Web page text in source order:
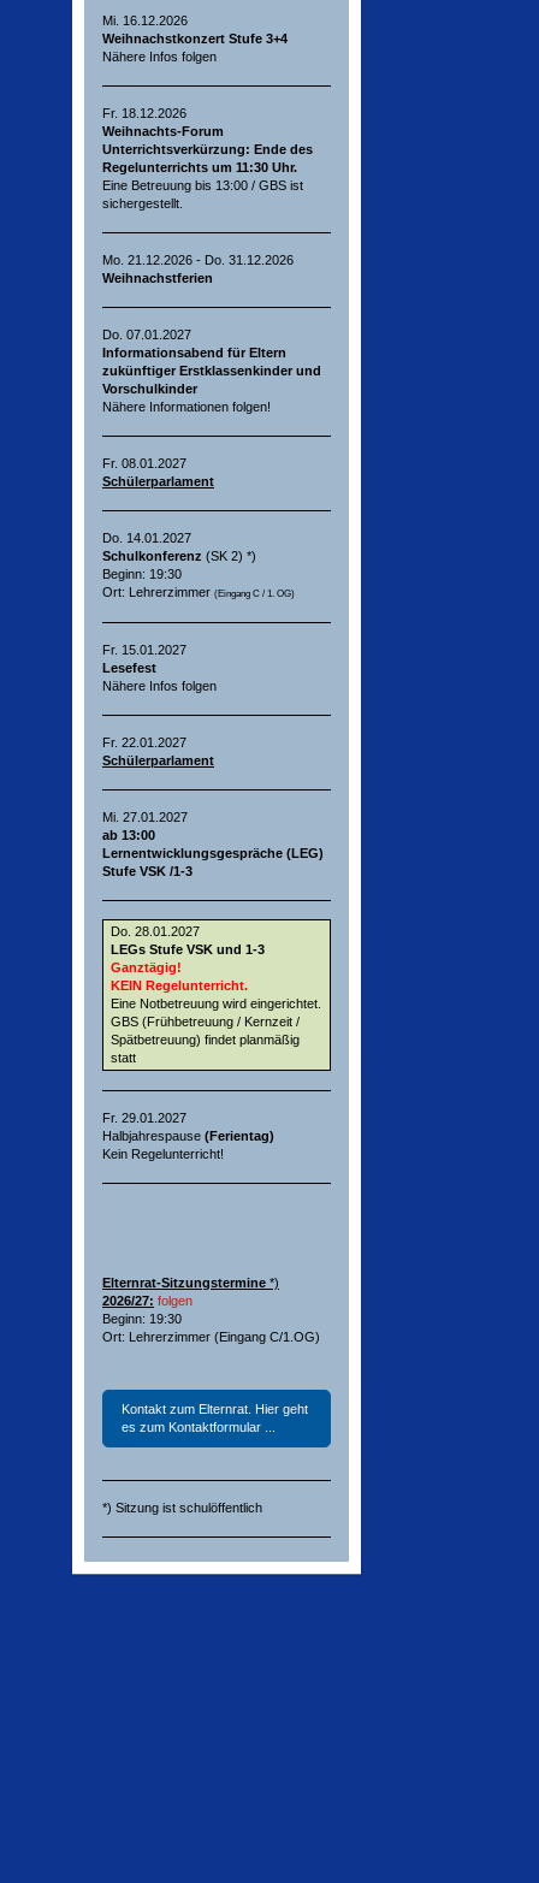
Mi. 16.12.2026
Weihnachstkonzert Stufe 3+4
Nähere Infos folgen
Fr. 18.12.2026
Weihnachts-Forum
Unterrichtsverkürzung: Ende des
Regelunterrichts um 11:30 Uhr.
Eine Betreuung bis 13:00 / GBS ist
sichergestellt.
Mo. 21.12.2026 - Do. 31.12.2026
Weihnachstferien
Do. 07.01.2027
Informationsabend für Eltern
zukünftiger Erstklassenkinder und
Vorschulkinder
Nähere Informationen folgen!
Fr. 08.01.2027
Schülerparlament
Do. 14.01.2027
Schulkonferenz (SK 2) *)
Beginn: 19:30
Ort: Lehrerzimmer (Eingang C / 1. OG)
Fr. 15.01.2027
Lesefest
Nähere Infos folgen
Fr. 22.01.2027
Schülerparlament
Mi. 27.01.2027
ab 13:00
Lernentwicklungsgespräche (LEG)
Stufe VSK /1-3
Do. 28.01.2027
LEGs Stufe VSK und 1-3
Ganztägig!
KEIN Regelunterricht.
Eine Notbetreuung wird eingerichtet.
GBS (Frühbetreuung / Kernzeit /
Spätbetreuung) findet planmäßig
statt
Fr. 29.01.2027
Halbjahrespause (Ferientag)
Kein Regelunterricht!
Elternrat-Sitzungstermine *)
2026/27: folgen
Beginn: 19:30
Ort: Lehrerzimmer (Eingang C/1.OG)
Kontakt zum Elternrat. Hier geht
es zum Kontaktformular ...
*) Sitzung ist schulöffentlich